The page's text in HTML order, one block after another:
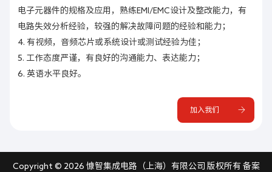
电子元器件的规格及应用，熟练EMI/EMC设计及整改能力，有
电路失效分析经验，较强的解决故障问题的经验和能力；
4. 有视频，音频芯片或系统设计或测试经验为佳；
5. 工作态度严谨，有良好的沟通能力、表达能力；
6. 英语水平良好。
加入我们
Copyright © 2026 慷智集成电路（上海）有限公司 版权所有 备案